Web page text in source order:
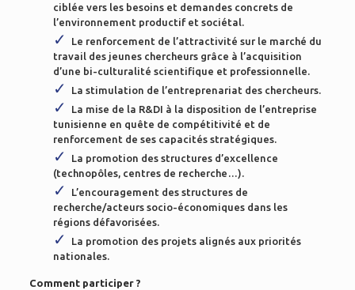
ciblée vers les besoins et demandes concrets de
l’environnement productif et sociétal.
Le renforcement de l’attractivité sur le marché du
travail des jeunes chercheurs grâce à l’acquisition
d’une bi-culturalité scientifique et professionnelle.
La stimulation de l’entreprenariat des chercheurs.
La mise de la R&DI à la disposition de l’entreprise
tunisienne en quête de compétitivité et de
renforcement de ses capacités stratégiques.
La promotion des structures d’excellence
(technopôles, centres de recherche…).
L’encouragement des structures de
recherche/acteurs socio-économiques dans les
régions défavorisées.
La promotion des projets alignés aux priorités
nationales.
Comment participer ?